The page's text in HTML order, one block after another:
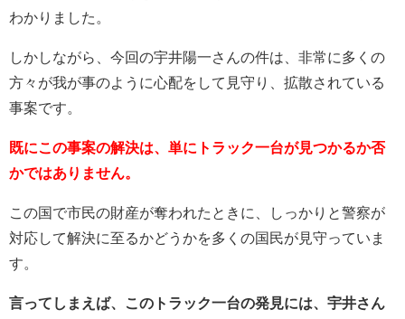
わかりました。
しかしながら、今回の宇井陽一さんの件は、非常に多くの
方々が我が事のように心配をして見守り、拡散されている
事案です。
既にこの事案の解決は、単にトラック一台が見つかるか否
かではありません。
この国で市民の財産が奪われたときに、しっかりと警察が
対応して解決に至るかどうかを多くの国民が見守っていま
す。
言ってしまえば、このトラック一台の発見には、宇井さん